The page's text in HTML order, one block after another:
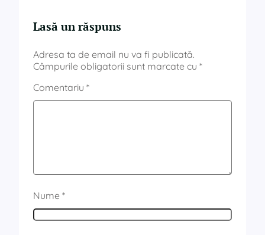
Lasă un răspuns
Adresa ta de email nu va fi publicată.
Câmpurile obligatorii sunt marcate cu *
Comentariu *
Nume *